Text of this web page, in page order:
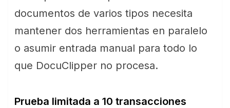
documentos de varios tipos necesita
mantener dos herramientas en paralelo
o asumir entrada manual para todo lo
que DocuClipper no procesa.
Prueba limitada a 10 transacciones